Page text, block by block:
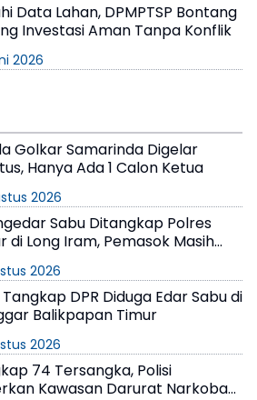
Data Lahan, DPMPTSP Bontang
Investasi Aman Tanpa Konflik
2026
Golkar Samarinda Digelar
Hanya Ada 1 Calon Ketua
2026
Sabu Ditangkap Polres
di Long Iram, Pemasok Masih
2026
Tangkap DPR Diduga Edar Sabu di
Balikpapan Timur
2026
74 Tersangka, Polisi
Kawasan Darurat Narkoba